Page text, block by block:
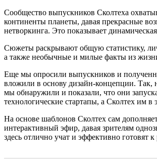
Сообщество выпускников Сколтеха
континенты планеты, давая прекрасные
нетворкинга. Это показывает
Сюжеты раскрывают общую статистику,
а также необычные и милые факты из
Еще мы опросили выпускников и
вложили в основу дизайн-концепции. Так,
мы обнаружили и показали, что они
технологические стартапы, а Сколтех им в
На основе шаблонов Сколтех сам
интерактивный эфир, давая зрителям
здесь отлично учат и эффективно готовят к